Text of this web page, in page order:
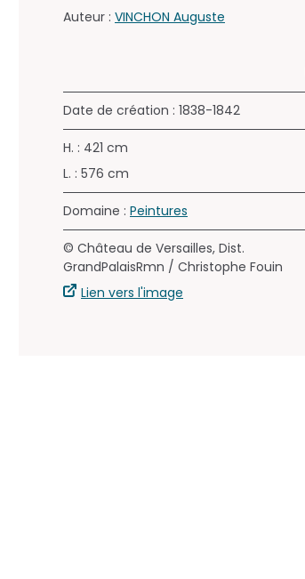
Auteur : VINCHON Auguste
Date de création : 1838-1842
H. : 421 cm
L. : 576 cm
Domaine : Peintures
© Château de Versailles, Dist.
GrandPalaisRmn / Christophe Fouin
Lien vers l'image